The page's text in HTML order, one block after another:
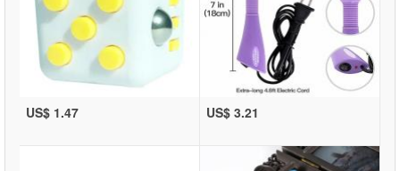
US$ 1.47 US$ 3.21